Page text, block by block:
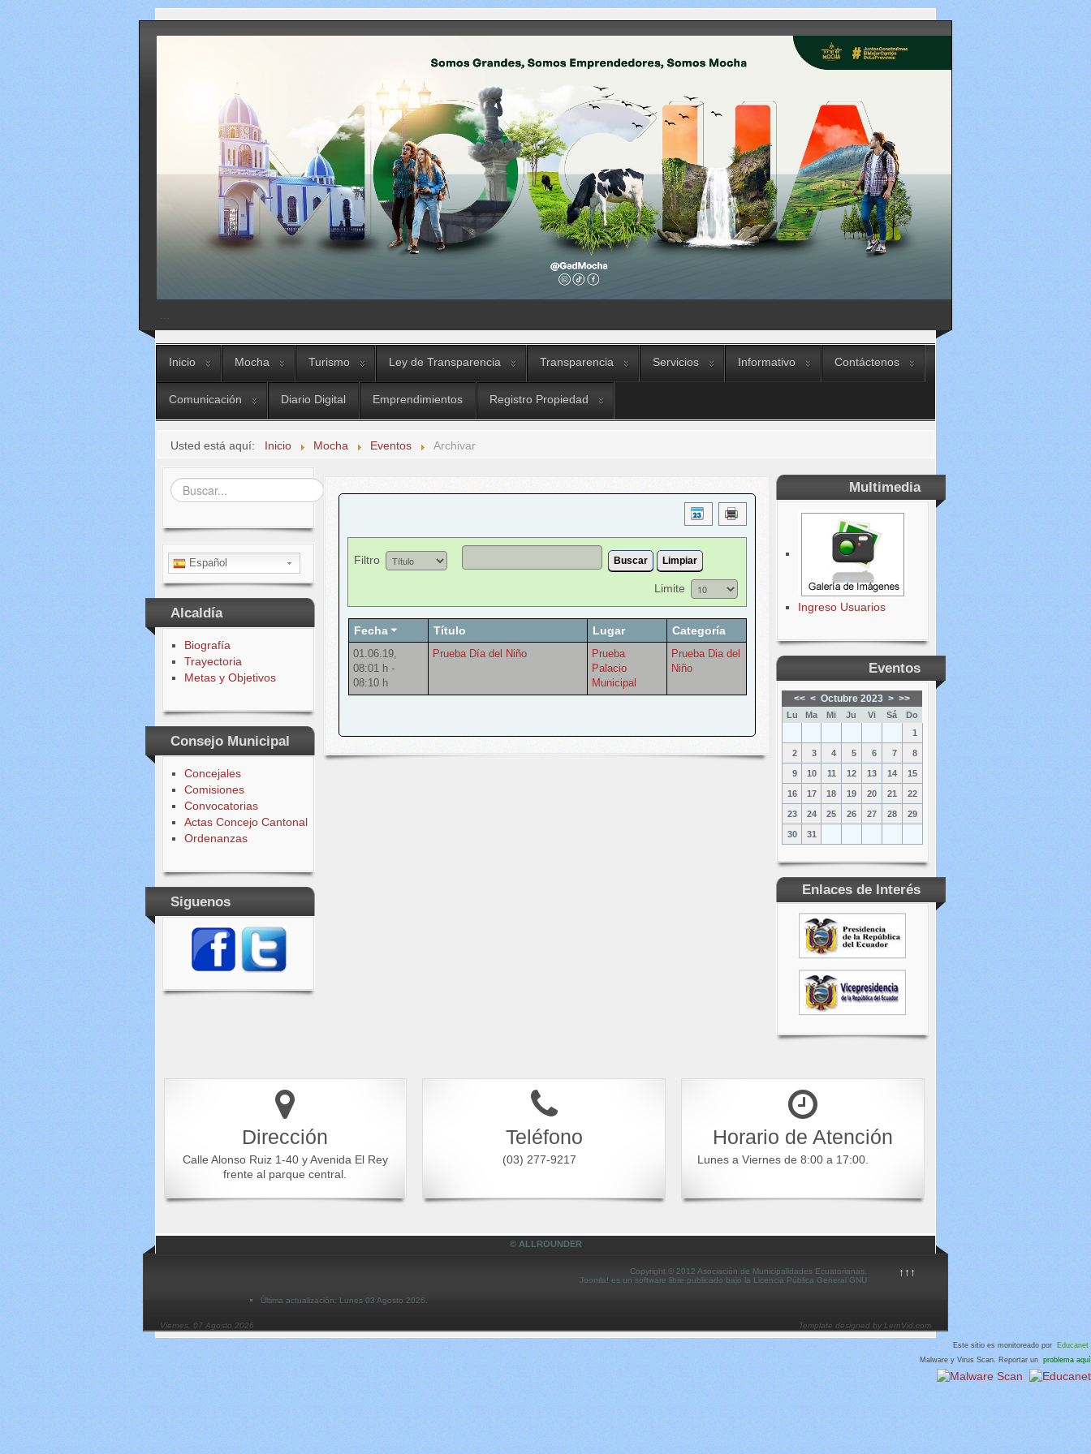
Inicio Mocha Turismo Ley de Transparencia Transparencia Servicios Informativo Contáctenos
Comunicación Diario Digital Emprendimientos Registro Propiedad
Usted está aquí: Inicio Mocha Eventos Archivar
Buscar...
Español
Alcaldía
Biografía
Trayectoria
Metas y Objetivos
Consejo Municipal
Concejales
Comisiones
Convocatorias
Actas Concejo Cantonal
Ordenanzas
Siguenos
Filtro Buscar Limpiar
Limite
Fecha Título Lugar Categoría
01.06.19,
08:01 h -
08:10 h
Prueba Día del Niño
Prueba
Palacio
Municipal
Prueba Dia del
Niño
Multimedia
Ingreso Usuarios
Eventos
<< < Octubre 2023 > >>
Lu Ma Mi Ju Vi Sá
Do
1
2 3 4 5 6 7 8
9 10 11 12 13 14 15
16 17 18 19 20 21 22
23 24 25 26 27 28 29
30 31
Enlaces de Interés
Dirección
Calle Alonso Ruiz 1-40 y Avenida El Rey
frente al parque central.
Teléfono
(03) 277-9217
Horario de Atención
Lunes a Viernes de 8:00 a 17:00.
© ALLROUNDER
↑↑↑
Copyright © 2012 Asociación de Municipalidades Ecuatorianas.
Joomla! es un software libre publicado bajo la Licencia Pública General GNU
Última actualización: Lunes 03 Agosto 2026.
Viernes, 07 Agosto 2026 Template designed by LernVid.com
Este sitio es monitoreado por Educanet
Malware y Virus Scan. Reportar un problema aquí